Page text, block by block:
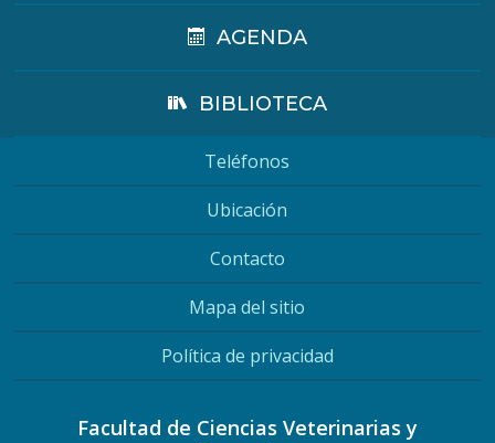
AGENDA
BIBLIOTECA
Teléfonos
Ubicación
Contacto
Mapa del sitio
Política de privacidad
Facultad de Ciencias Veterinarias y